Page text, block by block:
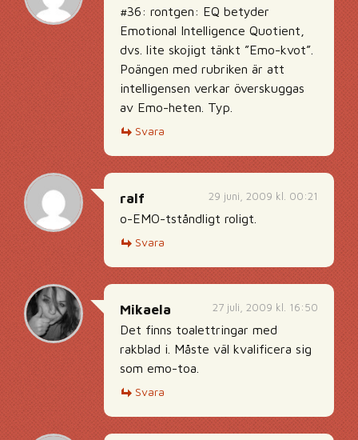
#36: rontgen: EQ betyder
Emotional Intelligence Quotient,
dvs. lite skojigt tänkt ”Emo-kvot”.
Poängen med rubriken är att
intelligensen verkar överskuggas
av Emo-heten. Typ.
Svara
29 juni, 2009 kl. 00:21
ralf
o-EMO-tståndligt roligt.
Svara
27 juli, 2009 kl. 16:50
Mikaela
Det finns toalettringar med
rakblad i. Måste väl kvalificera sig
som emo-toa.
Svara